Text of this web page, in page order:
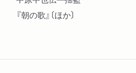
『朝の歌』〔ほか〕